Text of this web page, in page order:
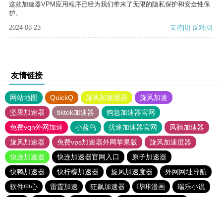
这款加速器VPM应用程序已经为我们带来了无限的隐私保护和安全性保
护。
2024-08-23
支持[0] 反对[0]
友情链接
网站地图 QuickQ 旋风加速度器
旋风加速
坚果加速器
tiktok加速器
狗急加速器官网
免费vqn外网加速
小蓝鸟 优途加速器官网
风驰加速器
旋风加速器
免费vps加速器外网苹果版
旋风加速度器
快连加速器
快连加速器官网入口
原子加速器
快鸭加速器
快柠檬加速器 旋风加速度器
外网网址导航
软件中心
雷霆加速 狂飙加速器 哔咔漫画
瑞乐小说